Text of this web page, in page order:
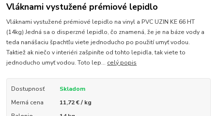
Vláknami vystužené prémiové lepidlo
Vláknami vystužené prémiové lepidlo na vinyl a PVC UZIN KE 66 HT
(14kg) Jedná sa o disperzné lepidlo, čo znamená, že je na báze vody a
teda nanášaciu špachtľu viete jednoducho po použití umyť vodou.
Taktiež ak niečo v interiéri zašpiníte od tohto lepidla, tak viete to
jednoducho umyť vodou. Toto lep... celý popis
Dostupnosť
Skladom
Merná cena
11,72 € / kg